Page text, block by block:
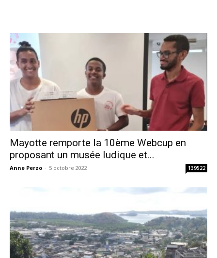
Mayotte remporte la 10ème Webcup en
proposant un musée ludique et...
Anne Perzo - 5 octobre 2022 139522